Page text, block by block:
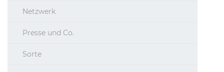
Netzwerk
Presse und Co.
Sorte